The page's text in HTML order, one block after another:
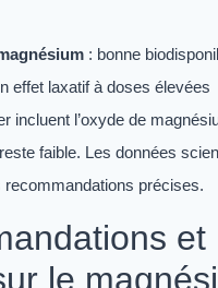
: bonne
effet laxatif à doses élevées
incluent l’oxyde de
faible. Les données
recommandations précises.
et
le